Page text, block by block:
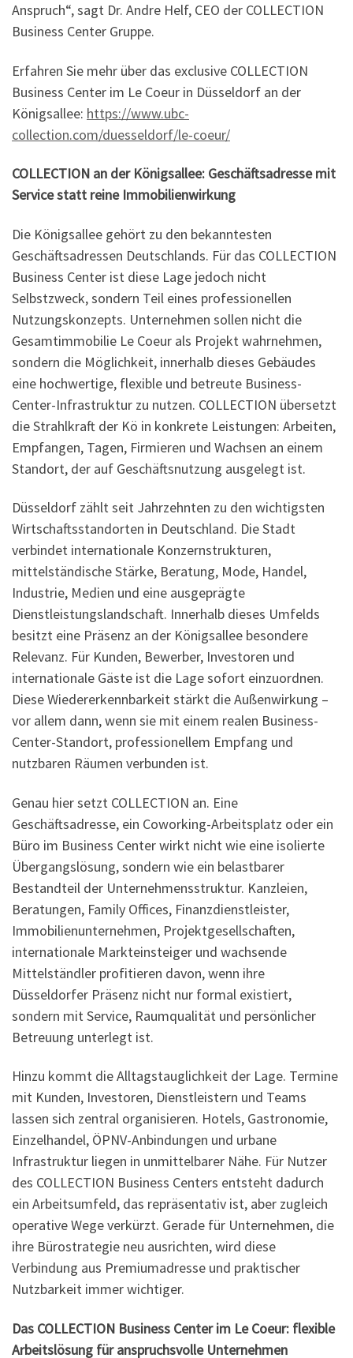
Anspruch“, sagt Dr. Andre Helf, CEO der COLLECTION
Business Center Gruppe.
Erfahren Sie mehr über das exclusive COLLECTION
Business Center im Le Coeur in Düsseldorf an der
Königsallee: https://www.ubc-
collection.com/duesseldorf/le-coeur/
COLLECTION an der Königsallee: Geschäftsadresse mit
Service statt reine Immobilienwirkung
Die Königsallee gehört zu den bekanntesten
Geschäftsadressen Deutschlands. Für das COLLECTION
Business Center ist diese Lage jedoch nicht
Selbstzweck, sondern Teil eines professionellen
Nutzungskonzepts. Unternehmen sollen nicht die
Gesamtimmobilie Le Coeur als Projekt wahrnehmen,
sondern die Möglichkeit, innerhalb dieses Gebäudes
eine hochwertige, flexible und betreute Business-
Center-Infrastruktur zu nutzen. COLLECTION übersetzt
die Strahlkraft der Kö in konkrete Leistungen: Arbeiten,
Empfangen, Tagen, Firmieren und Wachsen an einem
Standort, der auf Geschäftsnutzung ausgelegt ist.
Düsseldorf zählt seit Jahrzehnten zu den wichtigsten
Wirtschaftsstandorten in Deutschland. Die Stadt
verbindet internationale Konzernstrukturen,
mittelständische Stärke, Beratung, Mode, Handel,
Industrie, Medien und eine ausgeprägte
Dienstleistungslandschaft. Innerhalb dieses Umfelds
besitzt eine Präsenz an der Königsallee besondere
Relevanz. Für Kunden, Bewerber, Investoren und
internationale Gäste ist die Lage sofort einzuordnen.
Diese Wiedererkennbarkeit stärkt die Außenwirkung –
vor allem dann, wenn sie mit einem realen Business-
Center-Standort, professionellem Empfang und
nutzbaren Räumen verbunden ist.
Genau hier setzt COLLECTION an. Eine
Geschäftsadresse, ein Coworking-Arbeitsplatz oder ein
Büro im Business Center wirkt nicht wie eine isolierte
Übergangslösung, sondern wie ein belastbarer
Bestandteil der Unternehmensstruktur. Kanzleien,
Beratungen, Family Offices, Finanzdienstleister,
Immobilienunternehmen, Projektgesellschaften,
internationale Markteinsteiger und wachsende
Mittelständler profitieren davon, wenn ihre
Düsseldorfer Präsenz nicht nur formal existiert,
sondern mit Service, Raumqualität und persönlicher
Betreuung unterlegt ist.
Hinzu kommt die Alltagstauglichkeit der Lage. Termine
mit Kunden, Investoren, Dienstleistern und Teams
lassen sich zentral organisieren. Hotels, Gastronomie,
Einzelhandel, ÖPNV-Anbindungen und urbane
Infrastruktur liegen in unmittelbarer Nähe. Für Nutzer
des COLLECTION Business Centers entsteht dadurch
ein Arbeitsumfeld, das repräsentativ ist, aber zugleich
operative Wege verkürzt. Gerade für Unternehmen, die
ihre Bürostrategie neu ausrichten, wird diese
Verbindung aus Premiumadresse und praktischer
Nutzbarkeit immer wichtiger.
Das COLLECTION Business Center im Le Coeur: flexible
Arbeitslösung für anspruchsvolle Unternehmen